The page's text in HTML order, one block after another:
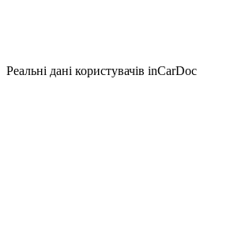
Реальні дані користувачів inCarDoc